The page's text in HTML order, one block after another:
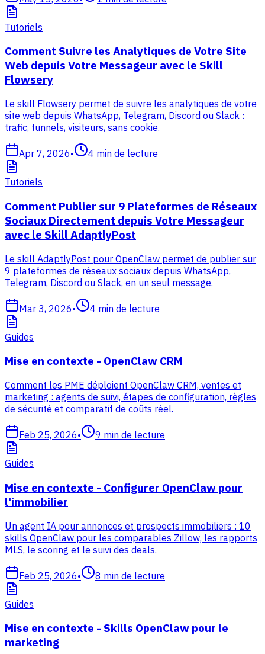
Tutoriels
Comment Suivre les Analytiques de Votre Site
Web depuis Votre Messageur avec le Skill
Flowsery
Le skill Flowsery permet de suivre les analytiques de votre
site web depuis WhatsApp, Telegram, Discord ou Slack :
trafic, tunnels, visiteurs, sans cookie.
Apr 7, 2026• 4 min de lecture
Tutoriels
Comment Publier sur 9 Plateformes de Réseaux
Sociaux Directement depuis Votre Messageur
avec le Skill AdaptlyPost
Le skill AdaptlyPost pour OpenClaw permet de publier sur
9 plateformes de réseaux sociaux depuis WhatsApp,
Telegram, Discord ou Slack, en un seul message.
Mar 3, 2026• 4 min de lecture
Guides
Mise en contexte - OpenClaw CRM
Comment les PME déploient OpenClaw CRM, ventes et
marketing : agents de suivi, étapes de configuration, règles
de sécurité et comparatif de coûts réel.
Feb 25, 2026• 9 min de lecture
Guides
Mise en contexte - Configurer OpenClaw pour
l'immobilier
Un agent IA pour annonces et prospects immobiliers : 10
skills OpenClaw pour les comparables Zillow, les rapports
MLS, le scoring et le suivi des deals.
Feb 25, 2026• 8 min de lecture
Guides
Mise en contexte - Skills OpenClaw pour le
marketing